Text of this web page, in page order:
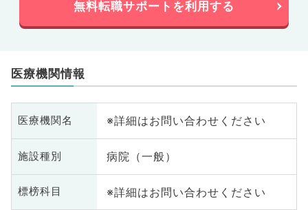
無料転職サポートを利用する
医療機関情報
医療機関名 ※詳細はお問い合わせください
施設種別 病院（一般）
標榜科目 ※詳細はお問い合わせください